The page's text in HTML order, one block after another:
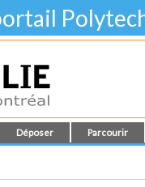
Déposer Parcourir